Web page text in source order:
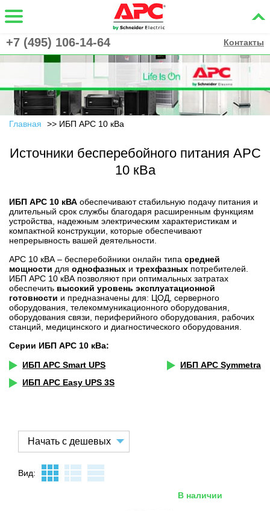
+7 (495) 106-14-64 Контакты
Главная ИБП APC 10 кВа
Источники бесперебойного питания APC
10 кВа
ИБП APC 10 кВА обеспечивают стабильную подачу питания и
длительный срок службы благодаря расширенным функциям
устройства, надежным электрическим характеристикам и
компактной конструкции, которые обеспечивают
непрерывность вашей деятельности.
APC 10 кВА – бесперебойники онлайн типа средней
мощности для однофазных и трехфазных потребителей.
ИБП APC 10 кВА позволяют при оптимальных затратах
обеспечить высокий уровень эксплуатационной
готовности и предназначены для: ЦОД, серверного
оборудования, телекоммуникационного оборудования,
оборудования связи, периферийного оборудования, рабочих
станций, медицинского и диагностического оборудования.
Серии ИБП APC 10 кВа:
ИБП APC Smart UPS
ИБП APC Symmetra
ИБП APC Easy UPS 3S
Вид:
В наличии